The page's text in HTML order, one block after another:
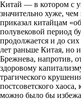
Китай — в котором с
значительно хуже,
приказал китайцам
полувековой период
продолжается и до
лет раньше Китая, но
Брежнева, напротив,
здоровому
трагического
постсоветского
можно было бы